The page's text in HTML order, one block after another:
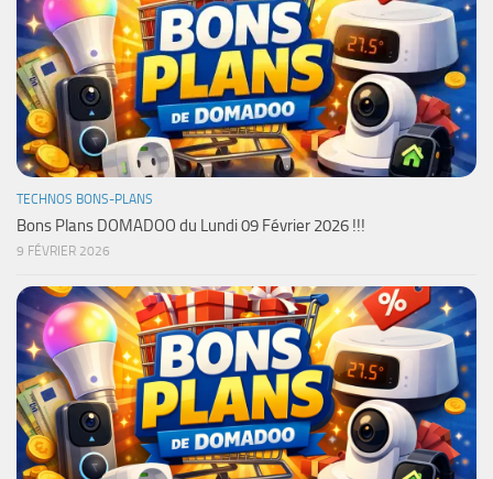
TECHNOS BONS-PLANS
Bons Plans DOMADOO du Lundi 09 Février 2026 !!!
9 FÉVRIER 2026